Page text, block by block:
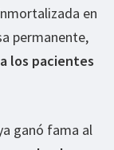
en
permanente,
los pacientes
ganó fama al